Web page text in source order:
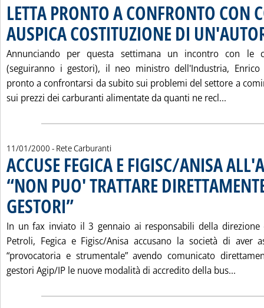
LETTA PRONTO A CONFRONTO CON
AUSPICA COSTITUZIONE DI
Annunciando per questa settimana un incontro con le
(seguiranno i gestori), il neo ministro dell'Industria,
pronto a confrontarsi da subito sui problemi del settore a
sui prezzi dei carburanti alimentate da quanti ne recl...
11/01/2000 - Rete Carburanti
ACCUSE FEGICA E FIGISC/ANISA
“NON PUO' TRATTARE
GESTORI”. Pubblicata martedì 11 gennaio 2000 alle 15.23.
In un fax inviato il 3 gennaio ai responsabili della direzione
Petroli, Fegica e Figisc/Anisa accusano la società di aver
“provocatoria e strumentale” avendo comunicato
gestori Agip/IP le nuove modalità di accredito della bus...